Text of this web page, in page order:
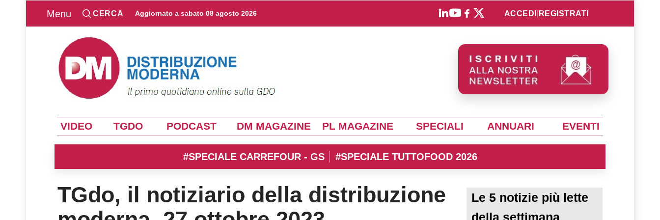
Menu CERCA Aggiornato a sabato 08 agosto 2026 ACCEDI REGISTRATI
VIDEO TGDO PODCAST DM MAGAZINE PL MAGAZINE SPECIALI ANNUARI EVENTI
#SPECIALE CARREFOUR - GS #SPECIALE TUTTOFOOD 2026
TGdo, il notiziario della distribuzione
Le 5 notizie più lette
della settimana